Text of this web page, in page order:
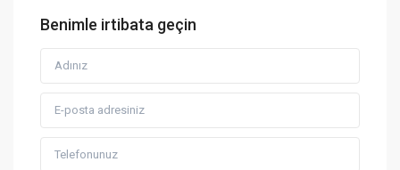
Benimle irtibata geçin